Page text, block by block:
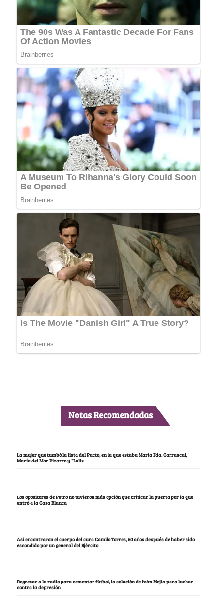
Notas Recomendadas
La mujer que tumbó la lista del Pacto, en la que estaba María Fda. Carrascal,
María del Mar Pizarro y “Lalis
Los opositores de Petro no tuvieron más opción que criticar la puerta por la que
entró a la Casa Blanca
Así encontraron el cuerpo del cura Camilo Torres, 60 años después de haber sido
escondido por un general del Ejército
Regresar a la radio para comentar fútbol, la solución de Iván Mejía para luchar
contra la depresión